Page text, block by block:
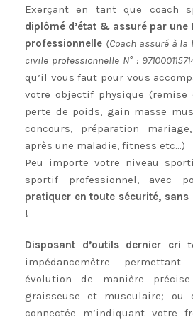
Exerçant en tant que coach
diplômé d’état & assuré par une
professionnelle (Coach assuré à la
civile professionnelle N° :
qu’il vous faut pour vous
votre objectif physique (remise
perte de poids, gain masse
concours, préparation
après une maladie, fitness etc…)
Peu importe votre niveau
sportif professionnel, avec
pratiquer en toute sécurité,
!
Disposant d’outils dernier cri
impédancemètre
évolution de manière
graisseuse et musculaire; ou
connectée m’indiquant votre